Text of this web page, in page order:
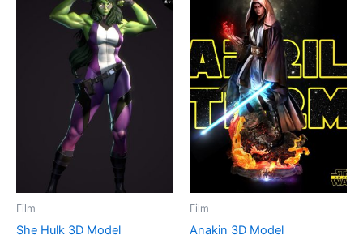
Film
She Hulk 3D Model
Film
Anakin 3D Model